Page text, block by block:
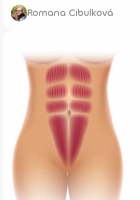
Romana Cibulková